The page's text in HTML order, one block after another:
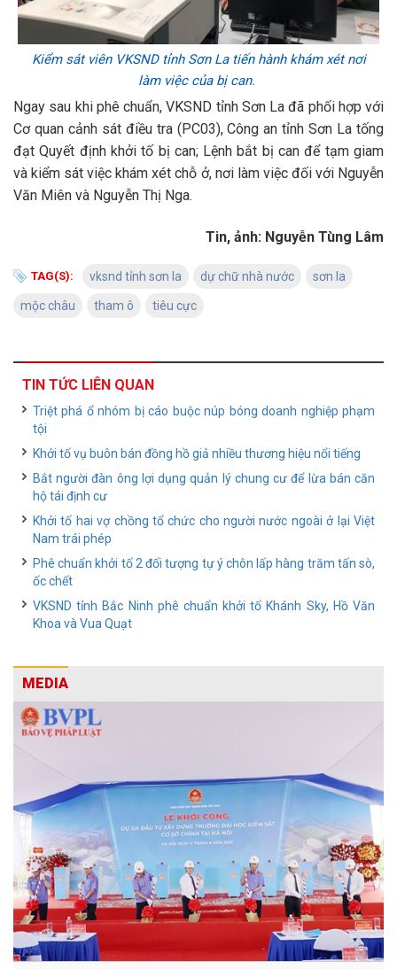
Kiểm sát viên VKSND tỉnh Sơn La tiến hành khám xét nơi
làm việc của bị can.
Ngay sau khi phê chuẩn, VKSND tỉnh Sơn La đã phối hợp với
Cơ quan cảnh sát điều tra (PC03), Công an tỉnh Sơn La tống
đạt Quyết định khởi tố bị can; Lệnh bắt bị can để tạm giam
và kiểm sát việc khám xét chỗ ở, nơi làm việc đối với Nguyễn
Văn Miên và Nguyễn Thị Nga.
Tin, ảnh: Nguyễn Tùng Lâm
TAG(S): vksnd tỉnh sơn la dự chữ nhà nước sơn la
mộc châu tham ô tiêu cực
TIN TỨC LIÊN QUAN
Triệt phá ổ nhóm bị cáo buộc núp bóng doanh nghiệp phạm
tội
Khởi tố vụ buôn bán đồng hồ giả nhiều thương hiệu nổi tiếng
Bắt người đàn ông lợi dụng quản lý chung cư để lừa bán căn
hộ tái định cư
Khởi tố hai vợ chồng tổ chức cho người nước ngoài ở lại Việt
Nam trái phép
Phê chuẩn khởi tố 2 đối tượng tự ý chôn lấp hàng trăm tấn sò,
ốc chết
VKSND tỉnh Bắc Ninh phê chuẩn khởi tố Khánh Sky, Hồ Văn
Khoa và Vua Quạt
MEDIA